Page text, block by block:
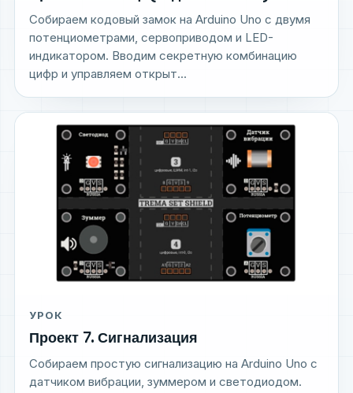
Собираем кодовый замок на Arduino Uno с двумя
потенциометрами, сервоприводом и LED-
индикатором. Вводим секретную комбинацию
цифр и управляем открыт...
УРОК
Проект 7. Сигнализация
Собираем простую сигнализацию на Arduino Uno с
датчиком вибрации, зуммером и светодиодом.